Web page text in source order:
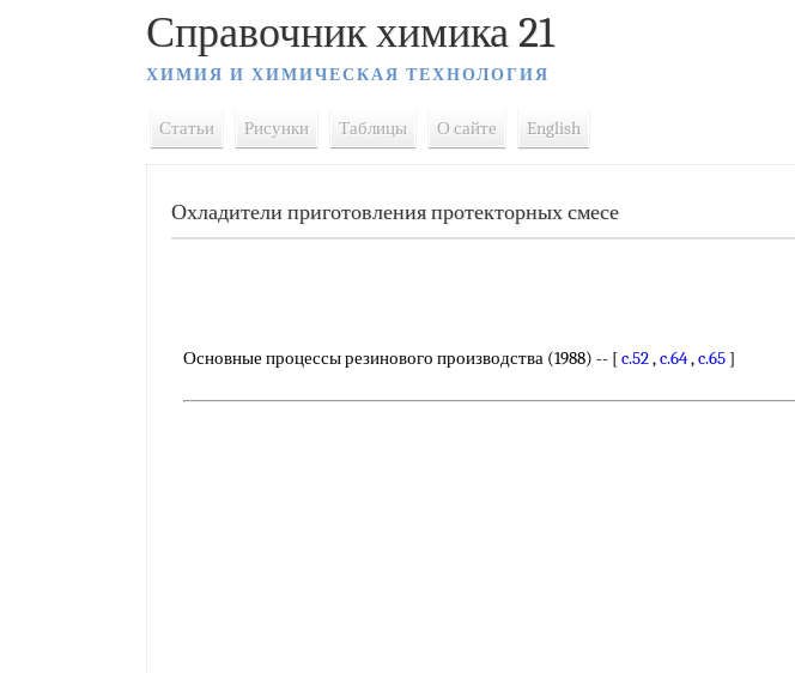
Справочник химика 21
ХИМИЯ И ХИМИЧЕСКАЯ ТЕХНОЛОГИЯ
Статьи Рисунки Таблицы О сайте English
Охладители приготовления протекторных смесе
Основные процессы резинового производства (1988) -- [c.52,c.64,c.65 ]